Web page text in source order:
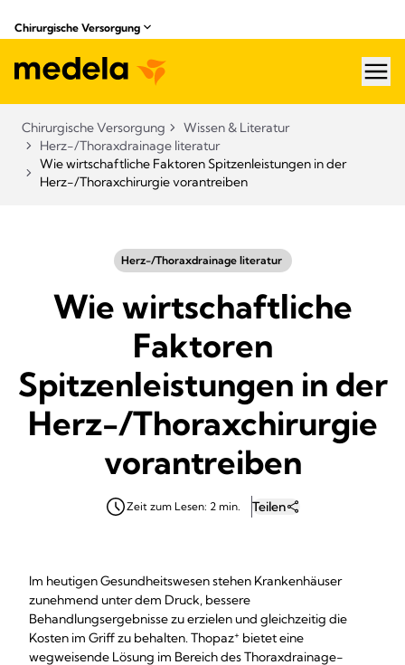
Chirurgische Versorgung
Chirurgische Versorgung
Wissen & Literatur​
Herz-/Thoraxdrainage literatur
Wie wirtschaftliche Faktoren Spitzenleistungen in der
Herz-/Thoraxchirurgie vorantreiben
Herz-/Thoraxdrainage literatur ​
Wie wirtschaftliche
Faktoren
Spitzenleistungen in der
Herz-/Thoraxchirurgie
vorantreiben
Zeit zum Lesen: 2 min. Teilen
Im heutigen Gesundheitswesen stehen Krankenhäuser
zunehmend unter dem Druck, bessere
Behandlungsergebnisse zu erzielen und gleichzeitig die
Kosten im Griff zu behalten. Thopaz+ bietet eine
wegweisende Lösung im Bereich des Thoraxdrainage-